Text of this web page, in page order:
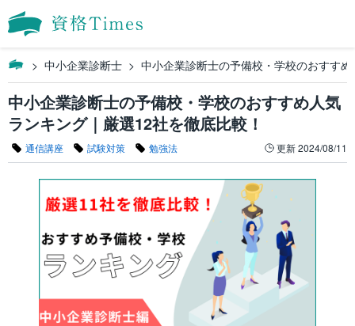
中小企業診断士 中小企業診断士の予備校・学校のおすす
中小企業診断士の予備校・学校のおすすめ人気
ランキング｜厳選12社を徹底比較！
通信講座 試験対策 勉強法 更新2024/08/11